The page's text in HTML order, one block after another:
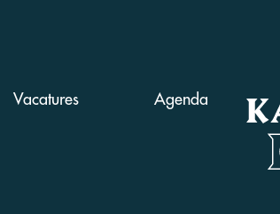
Vacatures Agenda